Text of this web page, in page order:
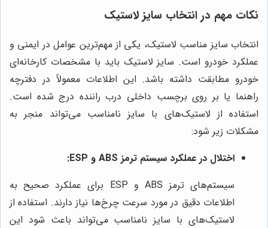
نکات مهم در انتخاب سایز لاستیک
انتخاب سایز مناسب لاستیک، یکی از مهم‌ترین عوامل در ایمنی و
عملکرد خودرو است. سایز لاستیک باید با مشخصات کارخانه‌ای
خودرو مطابقت داشته باشد. این اطلاعات معمولاً در دفترچه
راهنما یا بر روی برچسب داخلی درب راننده درج شده است.
استفاده از لاستیک‌های با سایز نامناسب می‌تواند منجر به
مشکلات زیر شود:
اختلال در عملکرد سیستم ترمز ABS و ESP:
سیستم‌های ترمز ABS و ESP برای عملکرد صحیح به
اطلاعات دقیق در مورد سرعت چرخ‌ها نیاز دارند. استفاده از
لاستیک‌های با سایز نامناسب می‌تواند باعث شود این